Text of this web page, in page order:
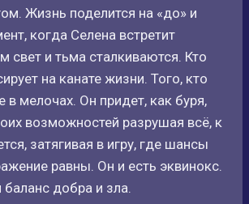
Жизнь поделится на «до» и
когда Селена встретит
свет и тьма сталкиваются. Кто
на канате жизни. Того, кто
в мелочах. Он придет, как буря,
возможностей разрушая всё, к
затягивая в игру, где шансы
равны. Он и есть эквинокс.
добра и зла.